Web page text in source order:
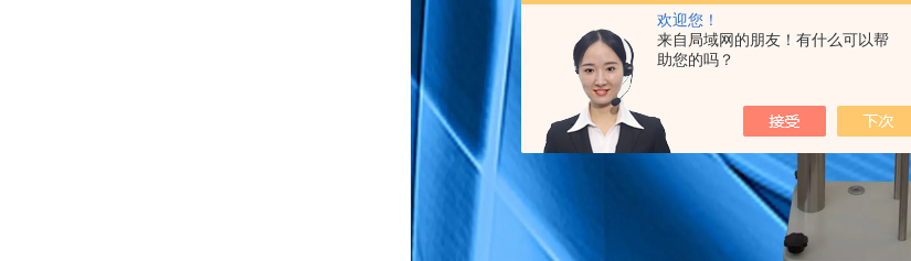
欢迎您！
来自局域网的朋友！有什么可以帮
助您的吗？